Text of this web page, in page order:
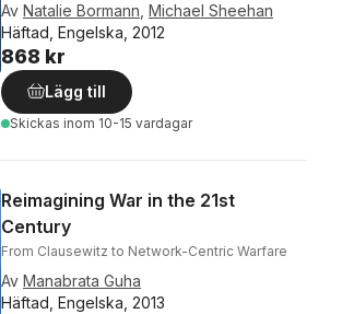
Av Natalie Bormann Michael Sheehan
Häftad, Engelska, 2012
868 kr
Lägg till
Skickas inom 10-15 vardagar
Reimagining War in the 21st
Century
From Clausewitz to Network-Centric Warfare
Av Manabrata Guha
Häftad, Engelska, 2013